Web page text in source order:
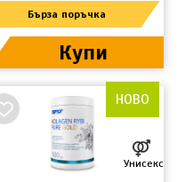
Бърза поръчка
Купи
НОВО
Унисекс